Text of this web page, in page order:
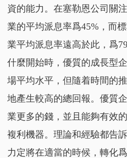
資的能力。在塞勒恩公司關
業的平均派息率爲45%，而
業平均派息率遠高於此，爲
什麼開始時，優質的成長型
場平均水平，但隨着時間的
地產生較高的總回報。優質
業更多的錢，並且能夠有效
複利機器。理論和經驗都告
力定將在適當的時候，轉化